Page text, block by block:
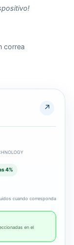
correa
↗
4%
cuando corresponda
en el